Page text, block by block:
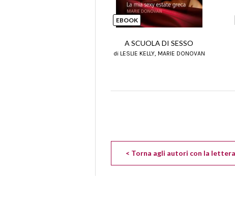
EBOOK
A SCUOLA DI SESSO
di LESLIE KELLY, MARIE DONOVAN
< Torna agli autori con la